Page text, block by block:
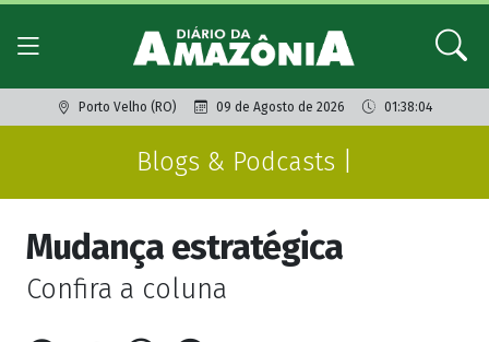
Porto Velho (RO) 09 de Agosto de 2026 01:38:04
Blogs & Podcasts |
Mudança estratégica
Confira a coluna